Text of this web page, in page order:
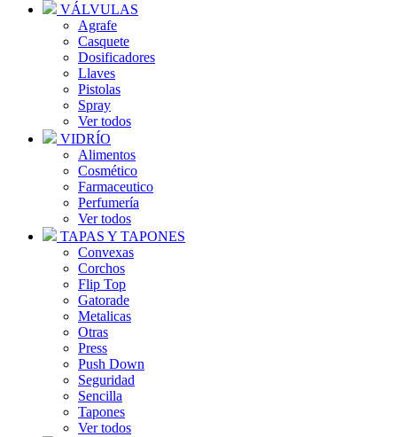
VÁLVULAS
Agrafe
Casquete
Dosificadores
Llaves
Pistolas
Spray
Ver todos
VIDRÍO
Alimentos
Cosmético
Farmaceutico
Perfumería
Ver todos
TAPAS Y TAPONES
Convexas
Corchos
Flip Top
Gatorade
Metalicas
Otras
Press
Push Down
Seguridad
Sencilla
Tapones
Ver todos